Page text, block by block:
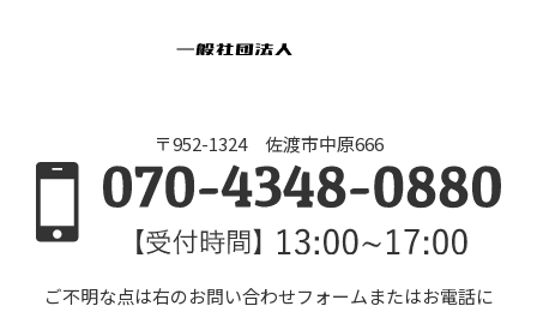
〒952-1324 佐渡市中原666
ご不明な点は右のお問い合わせフォームまたはお電話に